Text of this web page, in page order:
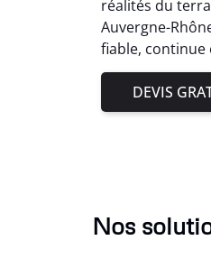
réalités du
Auvergne-
fiable, continue
DEVIS
Nos